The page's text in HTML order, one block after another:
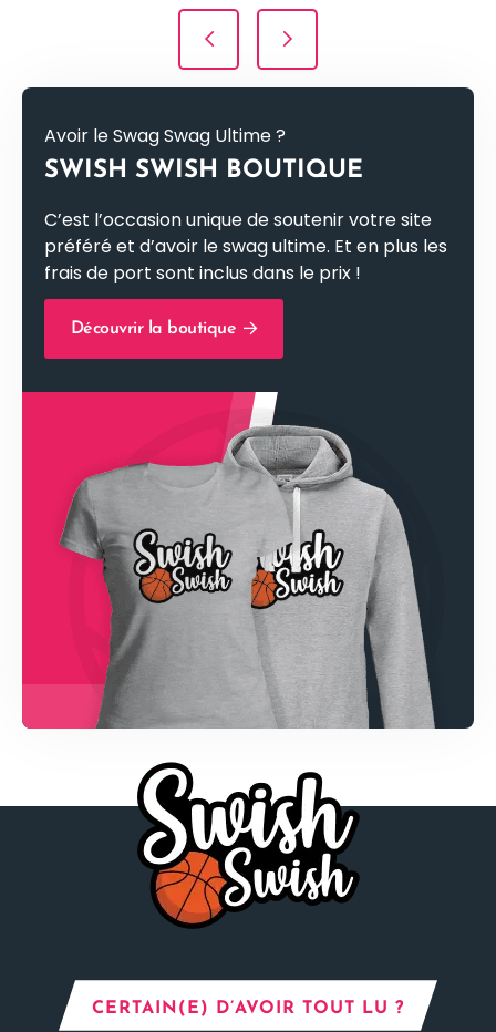
Navigation de l’article
Avoir le Swag Swag Ultime ?
SWISH SWISH BOUTIQUE
C’est l’occasion unique de soutenir votre site
préféré et d’avoir le swag ultime. Et en plus les
frais de port sont inclus dans le prix !
Découvrir la boutique
CERTAIN(E) D’AVOIR TOUT LU ?